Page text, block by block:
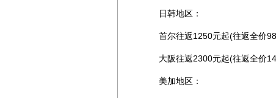
日韩地区：
首尔往返1250元起(往返全价
大阪往返2300元起(往返全价
美加地区：